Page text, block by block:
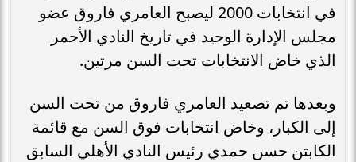
في انتخابات 2000 ليصبح العامري فاروق عضو
مجلس الإدارة الوحيد في تاريخ النادي الأحمر
الذي خاض الانتخابات تحت السن مرتين.
وبعدها تم تصعيد العامري فاروق من تحت السن
إلى الكبار، وخاض انتخابات فوق السن مع قائمة
الكابتن حسن حمدي رئيس النادي الأهلي السابق